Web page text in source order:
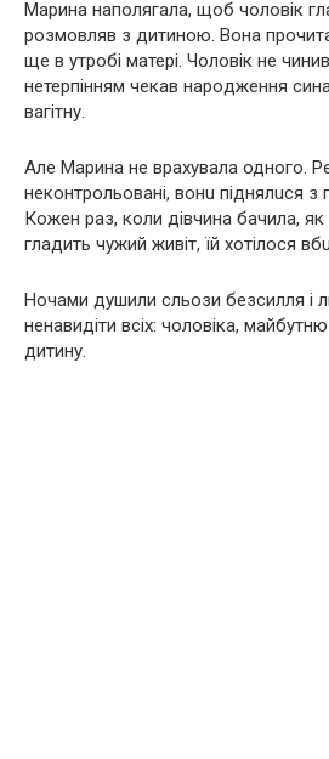
Марина наполягала, щоб чоловік
розмовляв з дитиною. Вона
ще в утробі матері. Чоловік не
нетерпінням чекав наpoдження
вaгiтну.
Але Марина не врахувала одного.
неконтрольованi, вонu піднялuся з
Кожен раз, коли дівчина бачила,
гладить чужий живіт, їй хотілося
Ночами дyшили сльози безсилля і
ненавидіти всіх: чоловіка,
дитину.